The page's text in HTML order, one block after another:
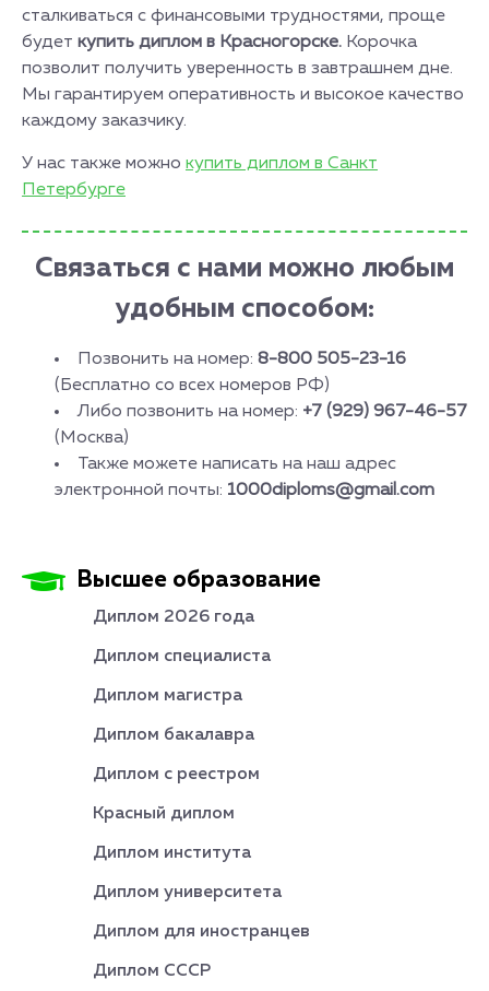
сталкиваться с финансовыми трудностями, проще
будет купить диплом в Красногорске. Корочка
позволит получить уверенность в завтрашнем дне.
Мы гарантируем оперативность и высокое качество
каждому заказчику.
У нас также можно купить диплом в Санкт
Петербурге
Связаться с нами можно любым
удобным способом:
Позвонить на номер: 8-800 505-23-16
(Бесплатно со всех номеров РФ)
Либо позвонить на номер: +7 (929) 967-46-57
(Москва)
Также можете написать на наш адрес
электронной почты: 1000diploms@gmail.com
Высшее образование
Диплом 2026 года
Диплом специалиста
Диплом магистра
Диплом бакалавра
Диплом с реестром
Красный диплом
Диплом института
Диплом университета
Диплом для иностранцев
Диплом СССР